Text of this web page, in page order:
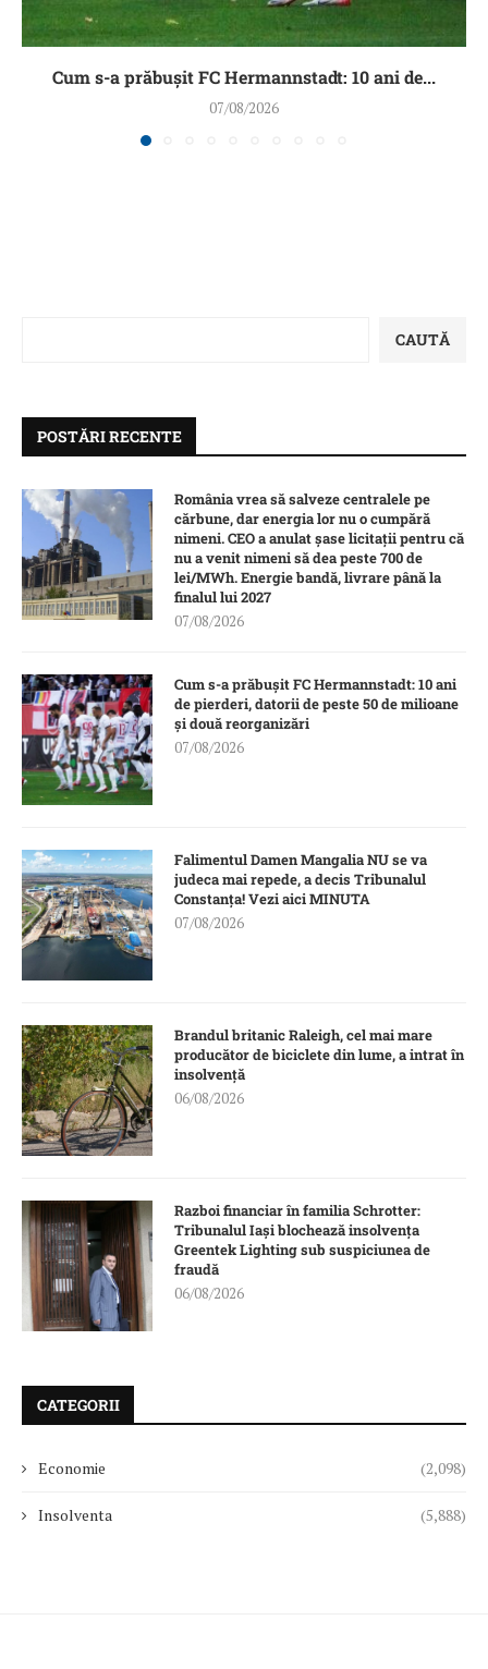
Cum s-a prăbușit FC Hermannstadt: 10 ani de...
07/08/2026
CAUTĂ
POSTĂRI RECENTE
România vrea să salveze centralele pe
cărbune, dar energia lor nu o cumpără
nimeni. CEO a anulat șase licitații pentru că
nu a venit nimeni să dea peste 700 de
lei/MWh. Energie bandă, livrare până la
finalul lui 2027
07/08/2026
Cum s-a prăbușit FC Hermannstadt: 10 ani
de pierderi, datorii de peste 50 de milioane
și două reorganizări
07/08/2026
Falimentul Damen Mangalia NU se va
judeca mai repede, a decis Tribunalul
Constanța! Vezi aici MINUTA
07/08/2026
Brandul britanic Raleigh, cel mai mare
producător de biciclete din lume, a intrat în
insolvență
06/08/2026
Razboi financiar în familia Schrotter:
Tribunalul Iași blochează insolvența
Greentek Lighting sub suspiciunea de
fraudă
06/08/2026
CATEGORII
Economie (2,098)
Insolventa (5,888)